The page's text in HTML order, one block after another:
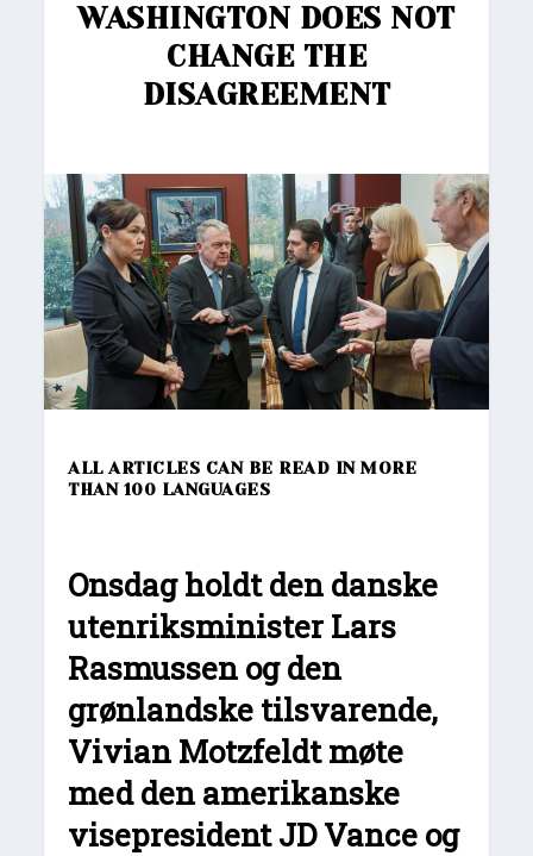
WASHINGTON DOES NOT
CHANGE THE
DISAGREEMENT
ALL ARTICLES CAN BE READ IN MORE
THAN 100 LANGUAGES
Onsdag holdt den danske
utenriksminister Lars
Rasmussen og den
grønlandske tilsvarende,
Vivian Motzfeldt møte
med den amerikanske
visepresident JD Vance og